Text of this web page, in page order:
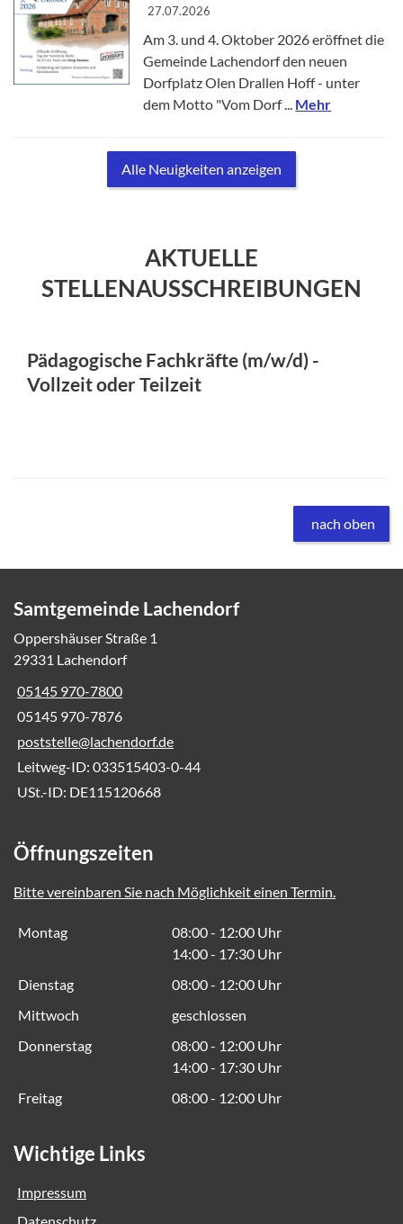
27.07.2026
Am 3. und 4. Oktober 2026 eröffnet die
Gemeinde Lachendorf den neuen
Dorfplatz Olen Drallen Hoff - unter
dem Motto "Vom Dorf ... Mehr
Alle Neuigkeiten anzeigen
AKTUELLE
STELLENAUSSCHREIBUNGEN
Pädagogische Fachkräfte (m/w/d) -
Vollzeit oder Teilzeit
nach oben
Samtgemeinde Lachendorf
Oppershäuser Straße 1
29331 Lachendorf
05145 970-7800
05145 970-7876
poststelle@lachendorf.de
Leitweg-ID: 033515403-0-44
USt.-ID: DE115120668
Öffnungszeiten
Bitte vereinbaren Sie nach Möglichkeit einen Termin.
Montag
08:00 - 12:00 Uhr
14:00 - 17:30 Uhr
Dienstag
08:00 - 12:00 Uhr
Mittwoch
geschlossen
Donnerstag
08:00 - 12:00 Uhr
14:00 - 17:30 Uhr
Freitag
08:00 - 12:00 Uhr
Wichtige Links
Impressum